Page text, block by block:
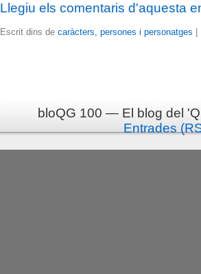
Llegiu els comentaris d'aquesta
Escrit dins de caràcters, persones i personatges
bloQG 100 — El blog del
Entrades